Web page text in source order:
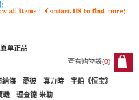
原单正品
查看购物袋(0)
0
納海 愛彼 真力時
宇舶《恒宝》
璣 理查德.米勒